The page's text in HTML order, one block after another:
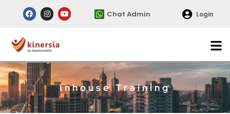
Chat Admin Login
Inhouse Training